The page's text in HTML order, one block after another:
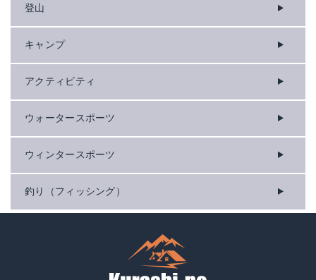
登山
キャンプ
アクティビティ
ウォータースポーツ
ウィンタースポーツ
釣り（フィッシング）